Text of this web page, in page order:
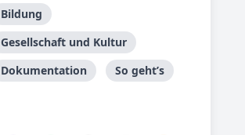
Bildung
Gesellschaft und Kultur
Dokumentation
So geht’s